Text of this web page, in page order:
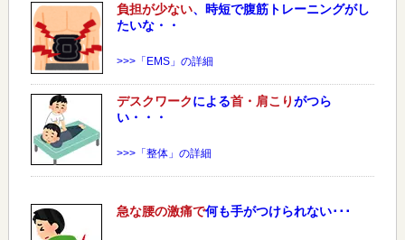
負担が少ない、時短で腹筋トレーニングがし
たいな・・
>>>「EMS」の詳細
デスクワークによる首・肩こりがつら
い・・・
>>>「整体」の詳細
急な腰の激痛で何も手がつけられない･･･